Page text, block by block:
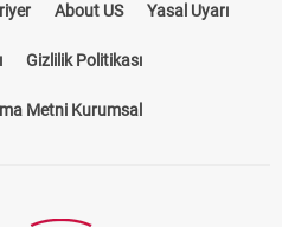
About US Yasal Uyarı
Gizlilik Politikası
Metni Kurumsal